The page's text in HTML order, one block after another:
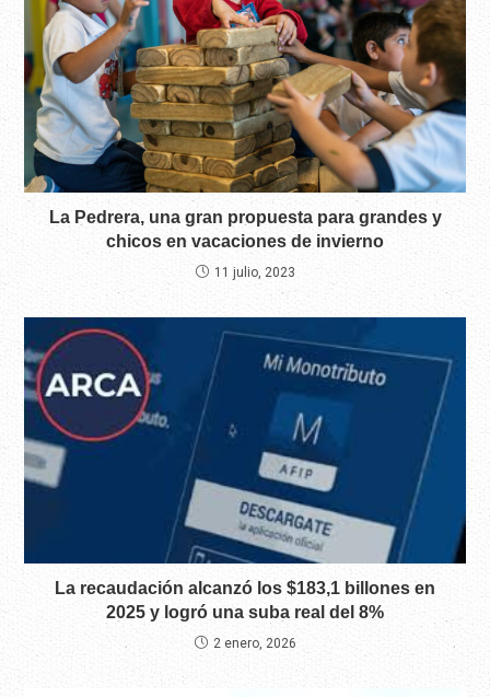
La Pedrera, una gran propuesta para grandes y
chicos en vacaciones de invierno
11 julio, 2023
La recaudación alcanzó los $183,1 billones en
2025 y logró una suba real del 8%
2 enero, 2026